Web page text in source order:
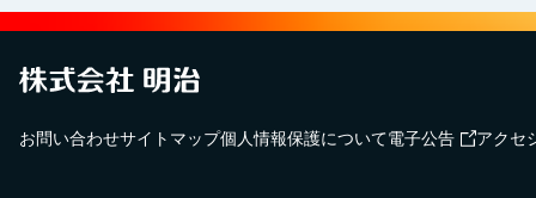
お問い合わせサイトマップ個人情報保護について電子公告 アクセ